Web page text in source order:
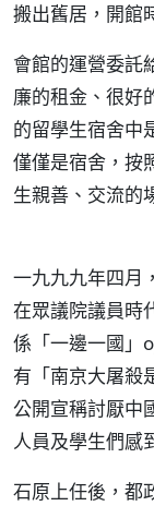
搬出舊居，開館
會館的運營委託
廉的租金、很好
的留學生宿舍中
僅僅是宿舍，按
生親善、交流的
一九九九年四月
在眾議院議員時
係「一邊一國」
有「南京大屠殺
公開宣稱討厭中
人員及學生們感
石原上任後，都